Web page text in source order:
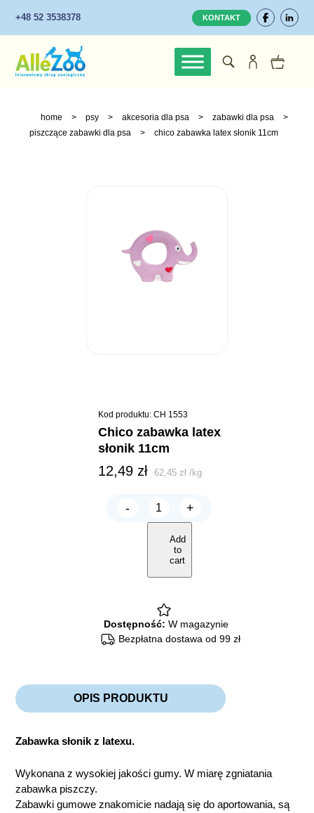
+48 52 3538378 KONTAKT
home > psy > akcesoria dla psa > zabawki dla psa
>
piszczące zabawki dla psa
> chico zabawka latex słonik 11cm
Kod produktu: CH 1553
chico zabawka latex
słonik 11cm
12,49 zł 62,45zł /kg
-
CHICO
Zabawka
Latex
Słonik
11cm
quantity
+
Add
to
cart
Dostępność: W magazynie
Bezpłatna dostawa od 99 zł
OPIS PRODUKTU
Zabawka słonik z latexu.
Wykonana z wysokiej jakości gumy. W miarę zgniatania
zabawka piszczy.
Zabawki gumowe znakomicie nadają się do aportowania, są